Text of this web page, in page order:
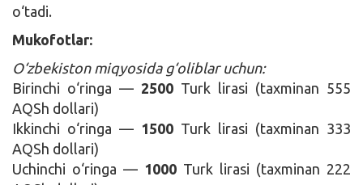
o‘tadi.
Mukofotlar:
O‘zbekiston miqyosida g‘oliblar uchun:
Birinchi o‘ringa — 2500 Turk lirasi (taxminan 555
AQSh dollari)
Ikkinchi o‘ringa — 1500 Turk lirasi (taxminan 333
AQSh dollari)
Uchinchi o‘ringa — 1000 Turk lirasi (taxminan 222